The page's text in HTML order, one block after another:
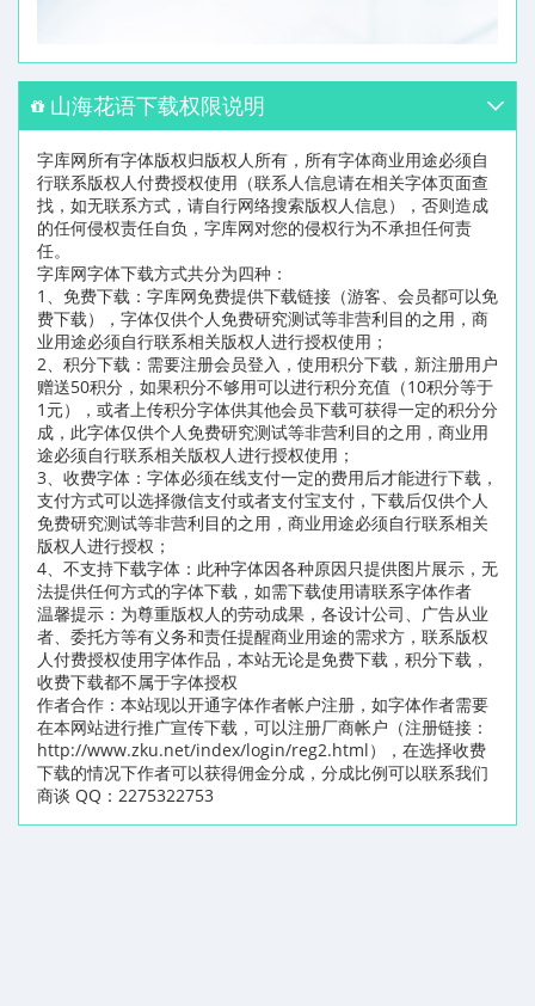
山海花语下载权限说明
字库网所有字体版权归版权人所有，所有字体商业用途必须自
行联系版权人付费授权使用（联系人信息请在相关字体页面查
找，如无联系方式，请自行网络搜索版权人信息），否则造成
的任何侵权责任自负，字库网对您的侵权行为不承担任何责
任。
字库网字体下载方式共分为四种：
1、免费下载：字库网免费提供下载链接（游客、会员都可以免
费下载），字体仅供个人免费研究测试等非营利目的之用，商
业用途必须自行联系相关版权人进行授权使用；
2、积分下载：需要注册会员登入，使用积分下载，新注册用户
赠送50积分，如果积分不够用可以进行积分充值（10积分等于
1元），或者上传积分字体供其他会员下载可获得一定的积分分
成，此字体仅供个人免费研究测试等非营利目的之用，商业用
途必须自行联系相关版权人进行授权使用；
3、收费字体：字体必须在线支付一定的费用后才能进行下载，
支付方式可以选择微信支付或者支付宝支付，下载后仅供个人
免费研究测试等非营利目的之用，商业用途必须自行联系相关
版权人进行授权；
4、不支持下载字体：此种字体因各种原因只提供图片展示，无
法提供任何方式的字体下载，如需下载使用请联系字体作者
温馨提示：为尊重版权人的劳动成果，各设计公司、广告从业
者、委托方等有义务和责任提醒商业用途的需求方，联系版权
人付费授权使用字体作品，本站无论是免费下载，积分下载，
收费下载都不属于字体授权
作者合作：本站现以开通字体作者帐户注册，如字体作者需要
在本网站进行推广宣传下载，可以注册厂商帐户（注册链接：
http://www.zku.net/index/login/reg2.html），在选择收费
下载的情况下作者可以获得佣金分成，分成比例可以联系我们
商谈 QQ：2275322753